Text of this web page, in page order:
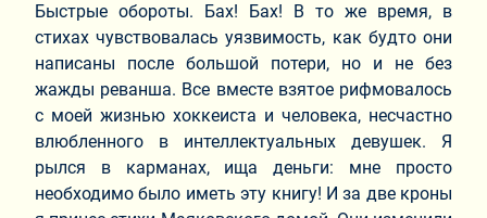
Быстрые обороты. Бах! Бах! В то же время, в
стихах чувствовалась уязвимость, как будто они
написаны после большой потери, но и не без
жажды реванша. Все вместе взятое рифмовалось
с моей жизнью хоккеиста и человека, несчастно
влюбленного в интеллектуальных девушек. Я
рылся в карманах, ища деньги: мне просто
необходимо было иметь эту книгу! И за две кроны